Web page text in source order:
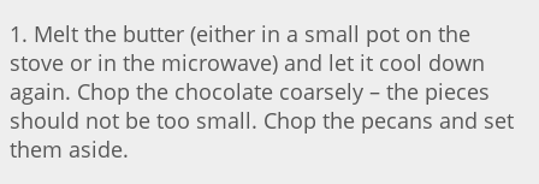
1. Melt the butter (either in a small pot on the
stove or in the microwave) and let it cool down
again. Chop the chocolate coarsely – the pieces
should not be too small. Chop the pecans and set
them aside.